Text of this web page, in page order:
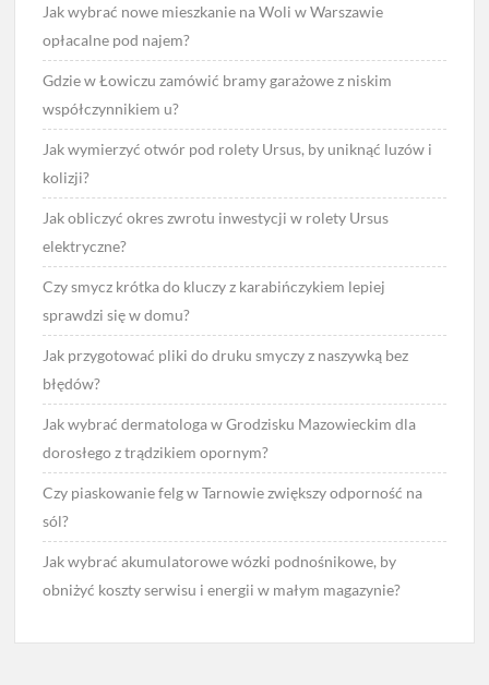
Jak wybrać nowe mieszkanie na Woli w Warszawie
opłacalne pod najem?
Gdzie w Łowiczu zamówić bramy garażowe z niskim
współczynnikiem u?
Jak wymierzyć otwór pod rolety Ursus, by uniknąć luzów i
kolizji?
Jak obliczyć okres zwrotu inwestycji w rolety Ursus
elektryczne?
Czy smycz krótka do kluczy z karabińczykiem lepiej
sprawdzi się w domu?
Jak przygotować pliki do druku smyczy z naszywką bez
błędów?
Jak wybrać dermatologa w Grodzisku Mazowieckim dla
dorosłego z trądzikiem opornym?
Czy piaskowanie felg w Tarnowie zwiększy odporność na
sól?
Jak wybrać akumulatorowe wózki podnośnikowe, by
obniżyć koszty serwisu i energii w małym magazynie?